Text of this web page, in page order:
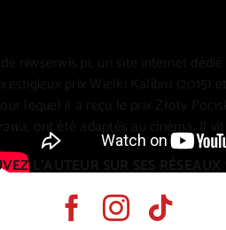
niwserwis.pl, un site internet
prix Wielki Kalibru (2015)
lequel il a reçu le prix Złoty
, ont été adaptés au cinéma. Il
L’AUTEUR SUR SES RÉSEAUX